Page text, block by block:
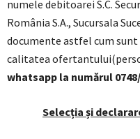
numele debitoarei S.C.
România S.A., Sucursala
documente astfel cum sunt
calitatea
whatsapp la numărul
Selecția și